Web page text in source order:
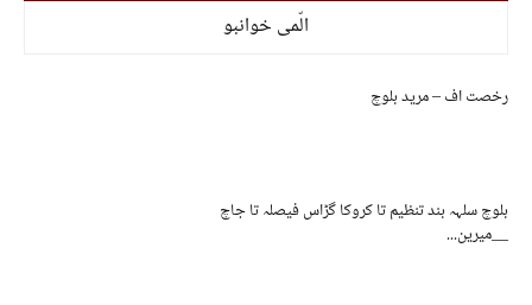
الّمی خوانبو
رخصت اف – مرید بلوچ
بلوچ سلہہ بند تنظیم تا کروکا گڑاس فیصلہ تا جاچ
__میرین...